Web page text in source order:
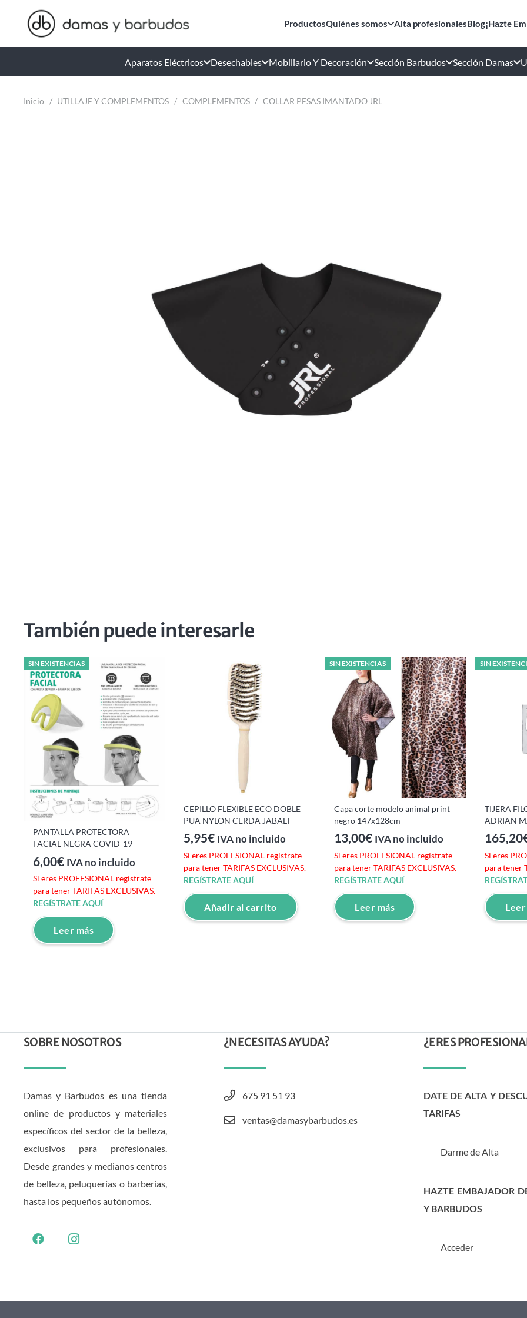
ProductosQuiénes somos Alta profesionalesBlog¡Hazte
Aparatos Eléctricos Desechables Mobiliario Y Decoración Sección Barbudos Sección Damas
Inicio / UTILLAJE Y COMPLEMENTOS / COMPLEMENTOS / COLLAR PESAS IMANTADO JRL
También puede interesarle
SIN EXISTENCIAS
PANTALLA PROTECTORA
FACIAL NEGRA COVID-19
6,00€ IVA no incluido
Si eres PROFESIONAL regístrate
para tener TARIFAS EXCLUSIVAS.
REGÍSTRATE AQUÍ
Leer más
CEPILLO FLEXIBLE ECO DOBLE
PUA NYLON CERDA JABALI
5,95€ IVA no incluido
Si eres PROFESIONAL regístrate
para tener TARIFAS EXCLUSIVAS.
REGÍSTRATE AQUÍ
Añadir al carrito
SIN EXISTENCIAS
Capa corte modelo animal print
negro 147x128cm
13,00€ IVA no incluido
Si eres PROFESIONAL regístrate
para tener TARIFAS EXCLUSIVAS.
REGÍSTRATE AQUÍ
Leer más
SIN
TIJERA
ADRIAN
165,20
Si eres
para tener
Leer
SOBRE NOSOTROS
Damas y Barbudos es una tienda
online de productos y materiales
específicos del sector de la belleza,
exclusivos para profesionales.
Desde grandes y medianos centros
de belleza, peluquerías o barberías,
hasta los pequeños autónomos.
¿NECESITAS AYUDA?
675 91 51 93
ventas@damasybarbudos.es
¿ERES
DATE DE ALTA Y
TARIFAS
Darme de Alta
HAZTE EMBAJADOR
Y BARBUDOS
Acceder